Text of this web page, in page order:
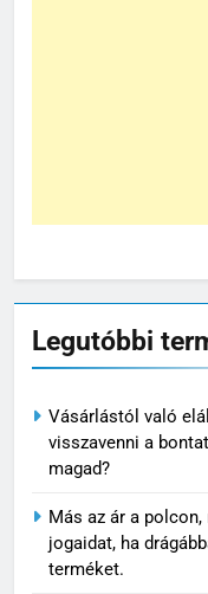
Legutóbbi
Vásárlástól való
visszavenni a
magad?
Más az ár a
jogaidat, ha
terméket.